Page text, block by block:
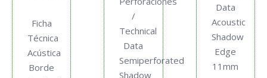
Ficha
Técnica
Acústica
Borde
/
Technical
Data
Semiperforated
Shadow
Data
Acoustic
Shadow
Edge
11mm